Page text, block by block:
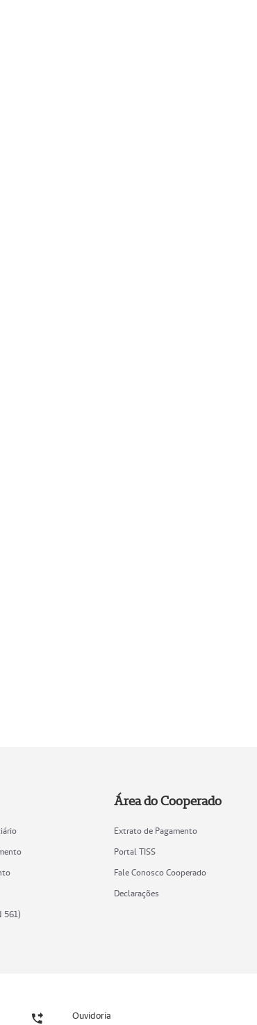
561)
Área do Cooperado
Extrato de Pagamento
Portal TISS
Fale Conosco Cooperado
Declarações
Ouvidoria